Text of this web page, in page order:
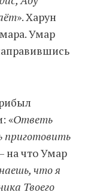
». Харун
Умар
«Ответь
приготовить
на что Умар
что я
Твоего